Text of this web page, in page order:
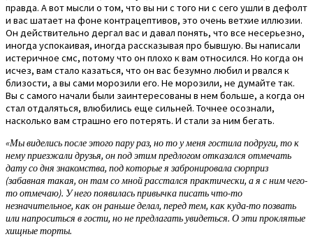
правда. А вот мысли о том, что вы ни с того ни с сего ушли в дефолт
и вас шатает на фоне контрацептивов, это очень ветхие иллюзии.
Он действительно дергал вас и давал понять, что все несерьезно,
иногда успокаивая, иногда рассказывая про бывшую. Вы написали
истеричное смс, потому что он плохо к вам относился. Но когда он
исчез, вам стало казаться, что он вас безумно любил и рвался к
близости, а вы сами морозили его. Не морозили, не думайте так.
Вы с самого начали были заинтересованы в нем больше, а когда он
стал отдаляться, влюбились еще сильней. Точнее осознали,
насколько вам страшно его потерять. И стали за ним бегать.
«Мы виделись после этого пару раз, но то у меня гостила подруги, то к
нему приезжали друзья, он под этим предлогом отказался отмечать
дату со дня знакомства, под которые я забронировала сюрприз
(забавная такая, он там со мной расстался практически, а я с ним чего-
то отмечаю). У него появилась привычка писать что-то
незначительное, как он раньше делал, перед тем, как куда-то позвать
или напроситься в гости, но не предлагать увидеться. О эти проклятые
хищные торты.